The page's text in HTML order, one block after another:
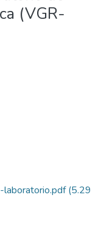
(VGR-
laboratorio.pdf(5.29